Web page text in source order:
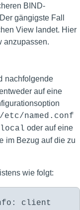
BIND-
gängigste Fall
View landet. Hier
anzupassen.
nachfolgende
auf eine
/etc/named.conf
oder auf eine
im Bezug auf die zu
wie folgt:
client